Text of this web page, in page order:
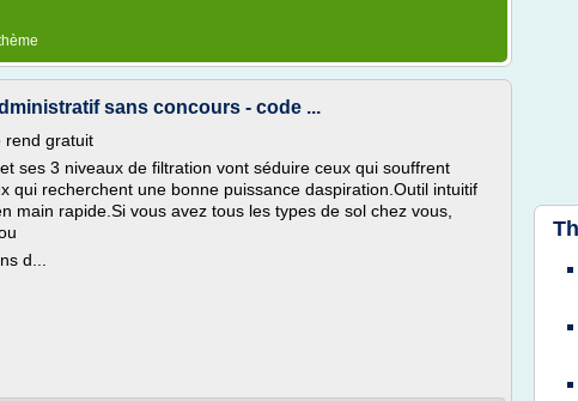
sans concours - code ...
rend gratuit
ses 3 niveaux de filtration vont séduire ceux qui souffrent
qui recherchent une bonne puissance daspiration.Outil intuitif
main rapide.Si vous avez tous les types de sol chez vous,
d...